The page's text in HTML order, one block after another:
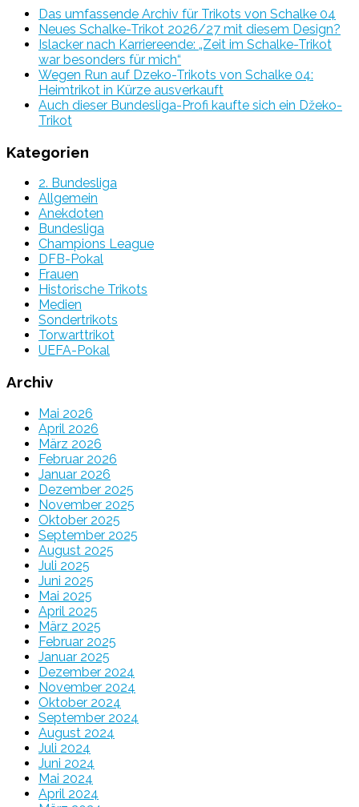
Das umfassende Archiv für Trikots von Schalke 04
Neues Schalke-Trikot 2026/27 mit diesem Design?
Islacker nach Karriereende: „Zeit im Schalke-Trikot
war besonders für mich“
Wegen Run auf Dzeko-Trikots von Schalke 04:
Heimtrikot in Kürze ausverkauft
Auch dieser Bundesliga-Profi kaufte sich ein Džeko-
Trikot
Kategorien
2. Bundesliga
Allgemein
Anekdoten
Bundesliga
Champions League
DFB-Pokal
Frauen
Historische Trikots
Medien
Sondertrikots
Torwarttrikot
UEFA-Pokal
Archiv
Mai 2026
April 2026
März 2026
Februar 2026
Januar 2026
Dezember 2025
November 2025
Oktober 2025
September 2025
August 2025
Juli 2025
Juni 2025
Mai 2025
April 2025
März 2025
Februar 2025
Januar 2025
Dezember 2024
November 2024
Oktober 2024
September 2024
August 2024
Juli 2024
Juni 2024
Mai 2024
April 2024